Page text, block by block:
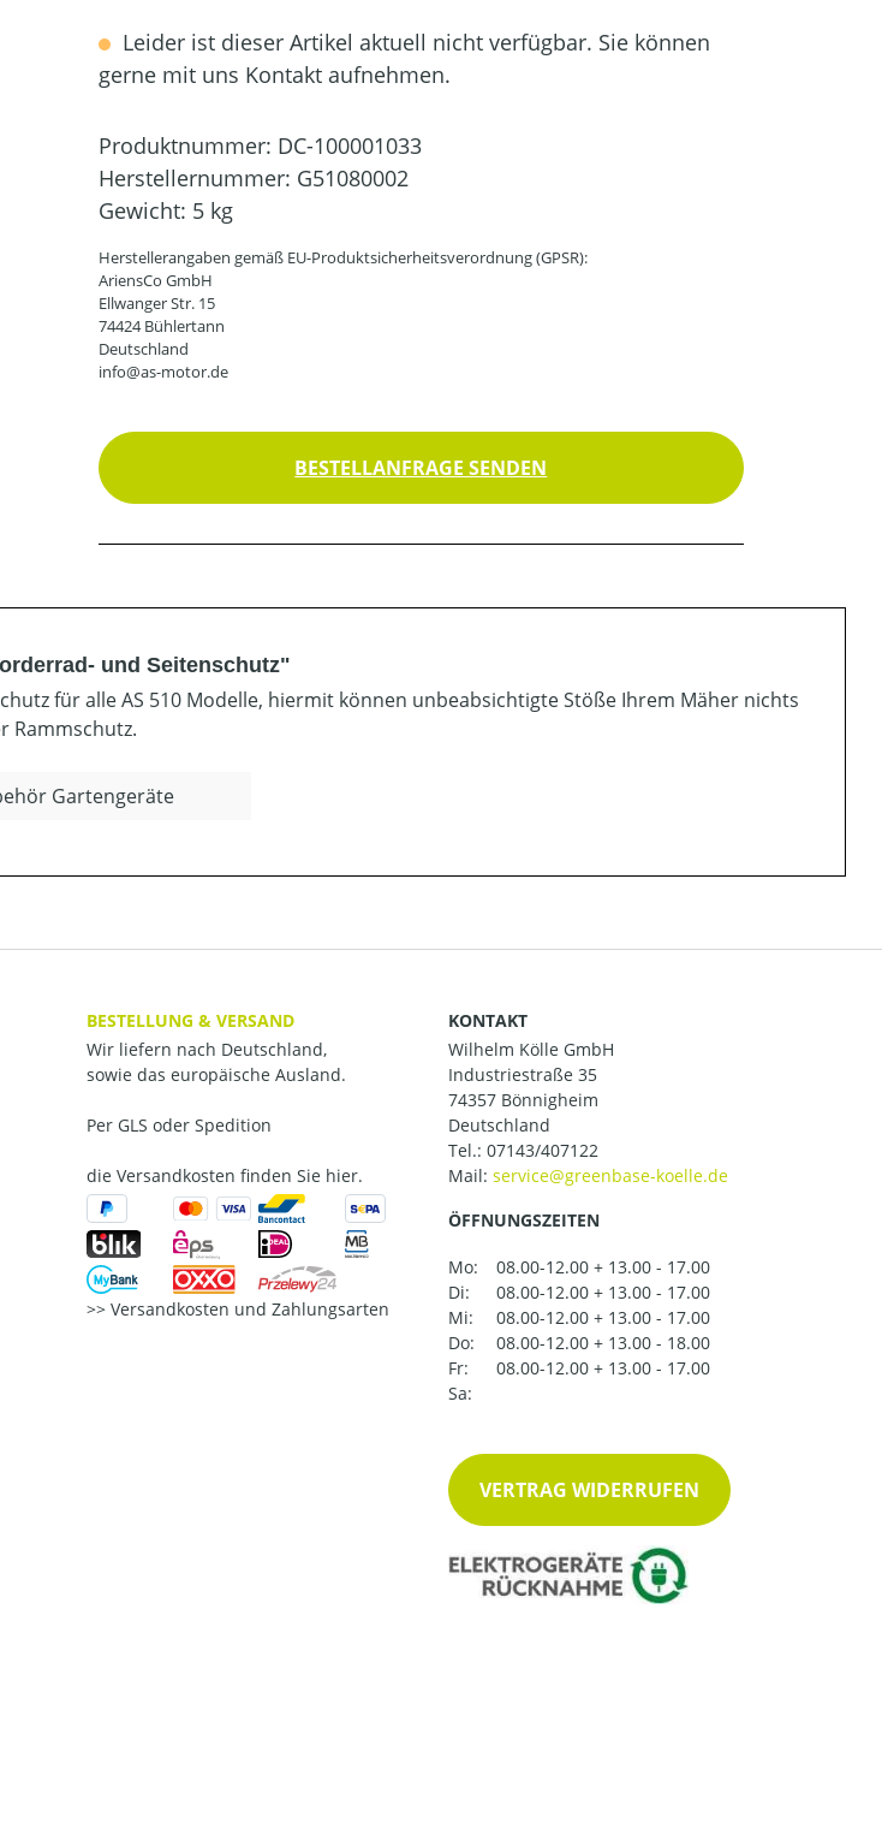
Leider ist dieser Artikel aktuell nicht verfügbar. Sie können
gerne mit uns Kontakt aufnehmen.
Produktnummer: DC-100001033
Herstellernummer: G51080002
Gewicht: 5 kg
Herstellerangaben gemäß EU-Produktsicherheitsverordnung (GPSR):
AriensCo GmbH
Ellwanger Str. 15
74424 Bühlertann
Deutschland
info@as-motor.de
BESTELLANFRAGE SENDEN
und Seitenschutz"
für alle AS 510 Modelle, hiermit können unbeabsichtigte Stöße Ihrem Mäher nichts
Rammschutz.
Gartengeräte
BESTELLUNG & VERSAND
Wir liefern nach Deutschland,
sowie das europäische Ausland.
Per GLS oder Spedition
die Versandkosten finden Sie hier.
Versandkosten und Zahlungsarten
KONTAKT
Wilhelm Kölle GmbH
Industriestraße 35
74357 Bönnigheim
Deutschland
Tel.: 07143/407122
Mail:
ÖFFNUNGSZEITEN
Mo:
08.00-12.00 + 13.00 - 17.00
Di:
08.00-12.00 + 13.00 - 17.00
Mi:
08.00-12.00 + 13.00 - 17.00
Do:
08.00-12.00 + 13.00 - 18.00
Fr:
08.00-12.00 + 13.00 - 17.00
Sa:
VERTRAG WIDERRUFEN